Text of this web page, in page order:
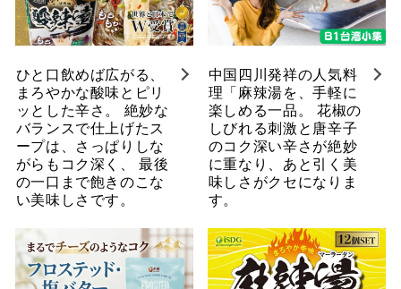
ひと口飲めば広がる、
まろやかな酸味とピリ
ッとした辛さ。 絶妙な
バランスで仕上げたス
ープは、さっぱりしな
がらもコク深く、 最後
の一口まで飽きのこな
い美味しさです。
中国四川発祥の人気料
理「麻辣湯を、手軽に
楽しめる一品。 花椒の
しびれる刺激と唐辛子
のコク深い辛さが絶妙
に重なり、あと引く美
味しさがクセになりま
す。